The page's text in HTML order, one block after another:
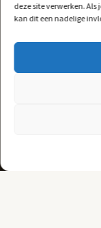
deze site verwerken.
kan dit een nadelige